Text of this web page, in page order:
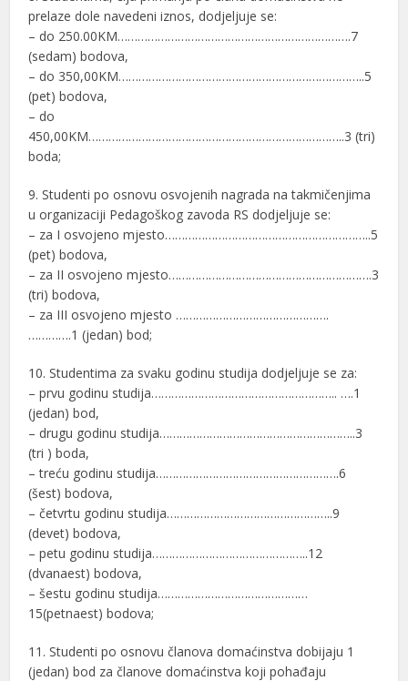
prelaze dole navedeni iznos, dodjeljuje se:
– do 250.00KM…………………………………………………………….7
(sedam) bodova,
– do 350,00KM………………………………………………………………..5
(pet) bodova,
– do
450,00KM…………………………………………………………………..3 (tri)
boda;
9. Studenti po osnovu osvojenih nagrada na takmičenjima
u organizaciji Pedagoškog zavoda RS dodjeljuje se:
– za I osvojeno mjesto……………………………………………………..5
(pet) bodova,
– za II osvojeno mjesto…………………………………………………….3
(tri) bodova,
– za III osvojeno mjesto ……………………………………….
………….1 (jedan) bod;
10. Studentima za svaku godinu studija dodjeljuje se za:
– prvu godinu studija……………………………………………….. ….1
(jedan) bod,
– drugu godinu studija…………………………………………………..3
(tri ) boda,
– treću godinu studija……………………………………………….6
(šest) bodova,
– četvrtu godinu studija…………………………………………..9
(devet) bodova,
– petu godinu studija………………………………………..12
(dvanaest) bodova,
– šestu godinu studija………………………………………
15(petnaest) bodova;
11. Studenti po osnovu članova domaćinstva dobijaju 1
(jedan) bod za članove domaćinstva koji pohađaju